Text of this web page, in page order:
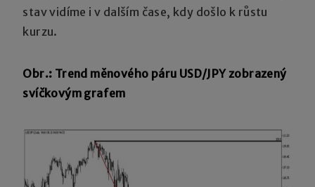
stav vidíme i v dalším čase, kdy došlo k růstu
kurzu.
Obr.: Trend měnového páru USD/JPY zobrazený
svíčkovým grafem